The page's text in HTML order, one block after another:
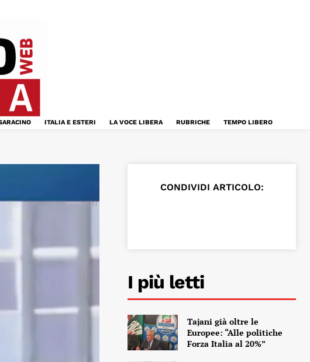
ITALIA E ESTERI LA VOCE LIBERA RUBRICHE TEMPO LIBERO
CONDIVIDI ARTICOLO:
I più letti
Tajani già oltre le
Europee: “Alle politiche
Forza Italia al 20%”